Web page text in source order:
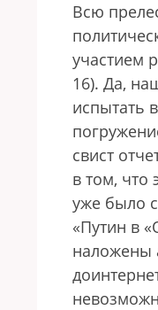
Всю
участием
16). Да,
испытать
свист
в том, что
уже было
«Путин в
наложены